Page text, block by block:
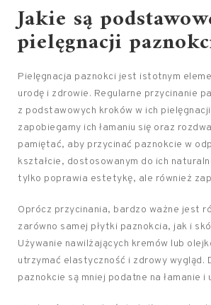
Jakie są
pielęgnacji
Pielęgnacja paznokci jest istotnym
urodę i zdrowie. Regularne przycinanie
z podstawowych kroków w ich
zapobiegamy ich łamaniu się oraz
pamiętać, aby przycinać paznokcie w
kształcie, dostosowanym do ich
tylko poprawia estetykę, ale również
Oprócz przycinania, bardzo ważne jest
zarówno samej płytki paznokcia, jak i
Używanie nawilżających kremów lub
utrzymać elastyczność i zdrowy wygląd.
paznokcie są mniej podatne na łamanie i